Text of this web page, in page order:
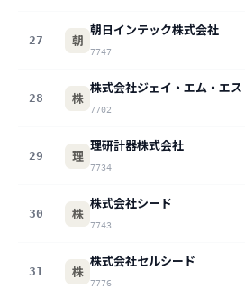
27 朝
朝日インテック株式会社
7747
28 株
株式会社ジェイ・エム・エス
7702
29 理
理研計器株式会社
7734
30 株
株式会社シード
7743
31 株
株式会社セルシード
7776